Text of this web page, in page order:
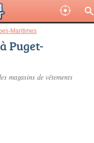
Maritimes
Puget-
magasins de vêtements